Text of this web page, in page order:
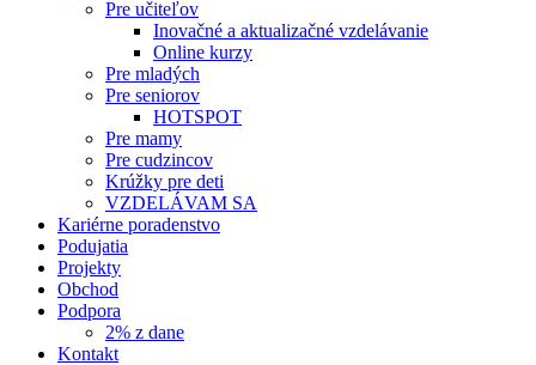
Pre učiteľov
Inovačné a aktualizačné vzdelávanie
Online kurzy
Pre mladých
Pre seniorov
HOTSPOT
Pre mamy
Pre cudzincov
Krúžky pre deti
VZDELÁVAM SA
Kariérne poradenstvo
Podujatia
Projekty
Obchod
Podpora
2% z dane
Kontakt